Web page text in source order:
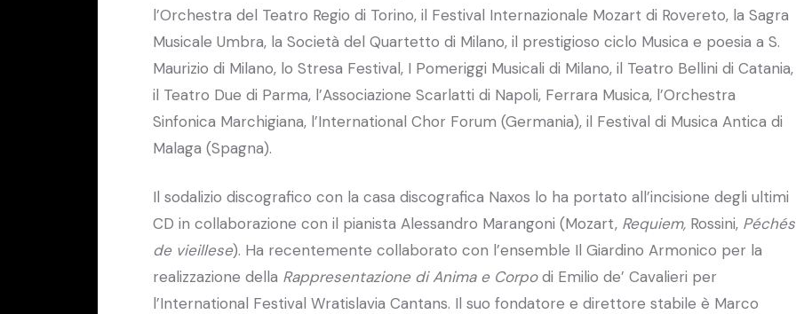
l’Orchestra del Teatro Regio di Torino, il Festival Internazionale Mozart di Rovereto, la Sagra
Musicale Umbra, la Società del Quartetto di Milano, il prestigioso ciclo Musica e poesia a S.
Maurizio di Milano, lo Stresa Festival, I Pomeriggi Musicali di Milano, il Teatro Bellini di Catania,
il Teatro Due di Parma, l’Associazione Scarlatti di Napoli, Ferrara Musica, l’Orchestra
Sinfonica Marchigiana, l’International Chor Forum (Germania), il Festival di Musica Antica di
Malaga (Spagna).
Il sodalizio discografico con la casa discografica Naxos lo ha portato all’incisione degli ultimi
CD in collaborazione con il pianista Alessandro Marangoni (Mozart, Requiem, Rossini, Péchés
de vieillese). Ha recentemente collaborato con l’ensemble Il Giardino Armonico per la
realizzazione della Rappresentazione di Anima e Corpodi Emilio de’ Cavalieri per
l’International Festival Wratislavia Cantans. Il suo fondatore e direttore stabile è Marco